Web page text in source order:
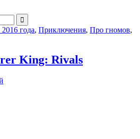
года, Приключения, Про гномов,
King: Rivals